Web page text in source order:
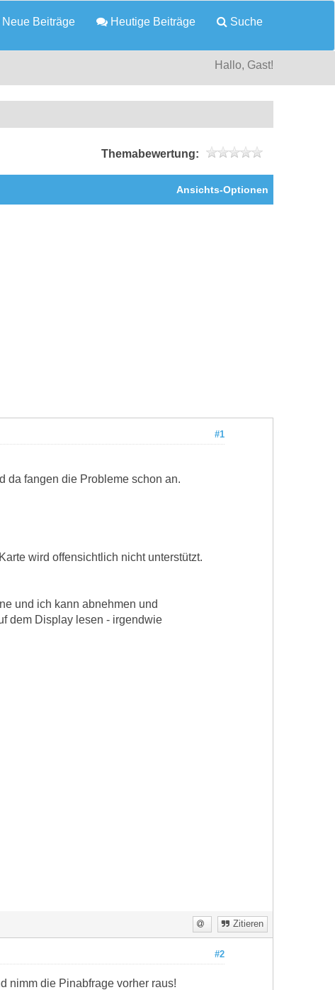
Neue Beiträge Heutige Beiträge Suche
Hallo, Gast!
Themabewertung:
Ansichts-Optionen
#1
da fangen die Probleme schon an.
wird offensichtlich nicht unterstützt.
und ich kann abnehmen und
dem Display lesen - irgendwie
Zitieren
#2
nimm die Pinabfrage vorher raus!